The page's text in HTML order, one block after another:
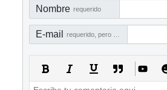
Nombre requerido
E-mail